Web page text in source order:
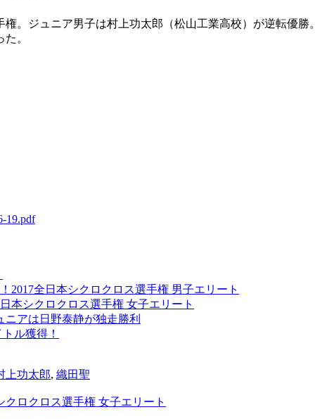
。ジュニア男子は村上功太郎（松山工業高校）が逆転優
。
19.pdf
2017全日本シクロクロス選手権 男子エリート
本シクロクロス選手権 女子エリート
ニアは日野泰静が独走勝利
ル獲得！
上功太郎, 織田聖
ロクロス選手権 女子エリート